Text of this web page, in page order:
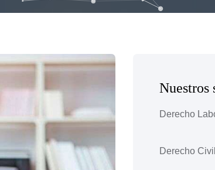
DERECHO MIGRATORIO
ASESORÍA EN DERECHO MINERONuestros
Derecho
Derecho Civil